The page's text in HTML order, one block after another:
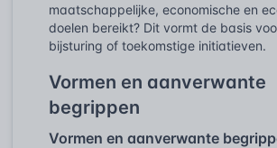
maatschappelijke, economische en
doelen bereikt? Dit vormt de basis
bijsturing of toekomstige initiatieven.
Vormen en aanverwante
begrippen
Vormen en aanverwante